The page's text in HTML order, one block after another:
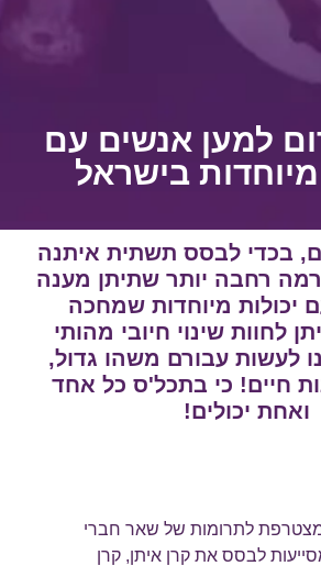
למען אנשים עם
מיוחדות בישראל
בכדי לבסס תשתית איתנה
רחבה יותר שתיתן מענה
יכולות מיוחדות שמחכה
לחוות שינוי חיובי מהותי
לעשות עבורם משהו גדול,
חיים! כי בתכל'ס כל אחד
ואחת יכולים!
לתרומות של שאר חברי
לבסס את קרן איתן, קרן